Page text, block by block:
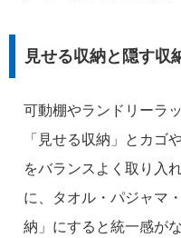
見せる収納と隠す収
可動棚やランドリーラ
「見せる収納」とカゴ
をバランスよく取り入
に、タオル・パジャマ
納」にすると統一感が